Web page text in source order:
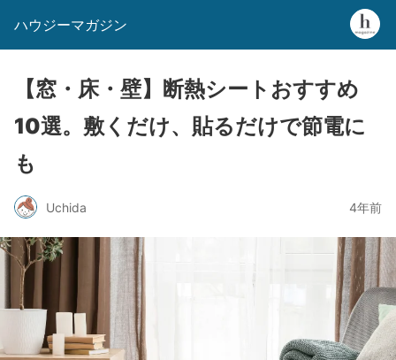
ハウジーマガジン
【窓・床・壁】断熱シートおすすめ
10選。敷くだけ、貼るだけで節電に
も
Uchida 4年前